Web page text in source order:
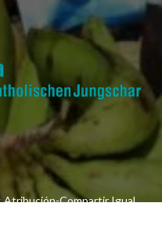
Atribución-Compartir Igual